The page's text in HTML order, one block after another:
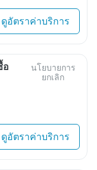
ดูอัตราค่าบริการ
อ
นโยบายการ
ยกเลิก
ดูอัตราค่าบริการ